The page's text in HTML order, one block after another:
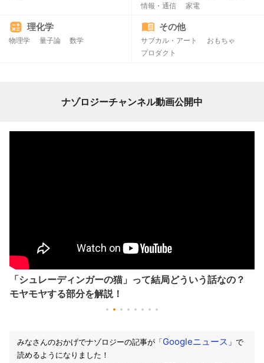
情報・通信
家電
理化学
物理学 量子論 数学
その他
サブカル・アート
おもちゃ
プロダクト
ナゾロジーチャンネル動画公開中
「シュレーディンガーの猫」って結局どういう話なの？
モヤモヤする部分を解説！
みなさんのおかげでナゾロジーの記事が「Googleニュース 」で
読めるようになりました！